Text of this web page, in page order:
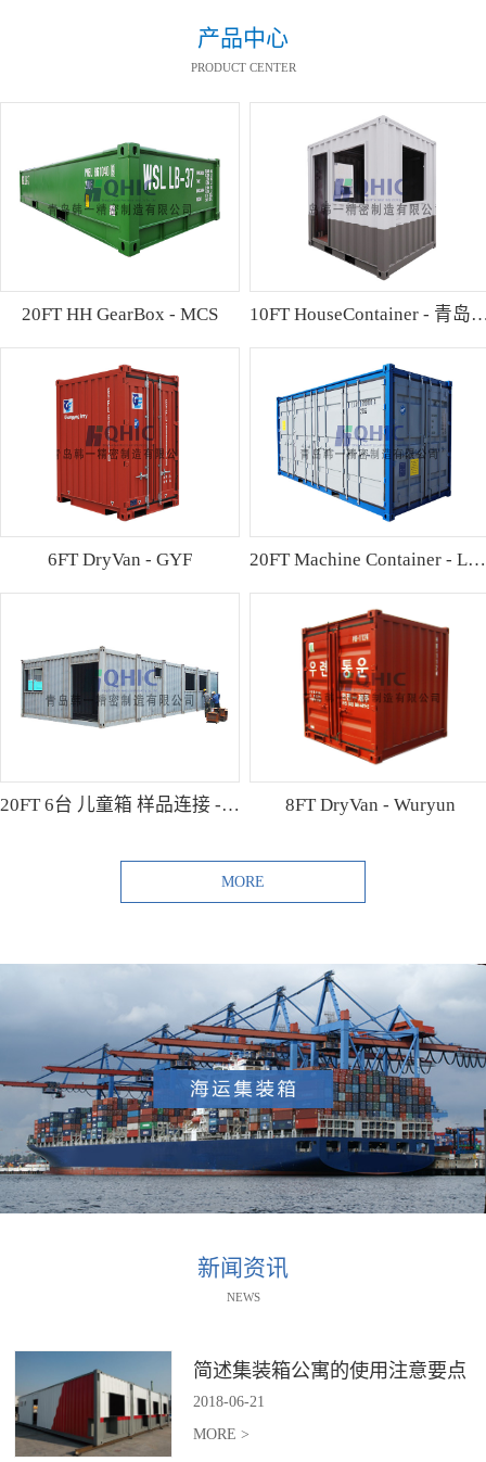
产品中心
PRODUCT CENTER
20FT HH GearBox - MCS 10FT
6FT DryVan - GYF 20FT Machine Container - Lamor
20FT 6台 儿童箱 样品连接 - Shibutani 8FT DryVan - Wuryun
MORE
新闻资讯
NEWS
简述集装箱公寓的使用注意要点
2018-06-21
MORE >